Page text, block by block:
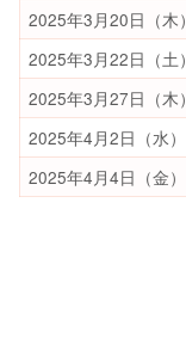
2025年3月20日（木）
2025年3月22日（土）
2025年3月27日（木）
2025年4月2日（水）
2025年4月4日（金）